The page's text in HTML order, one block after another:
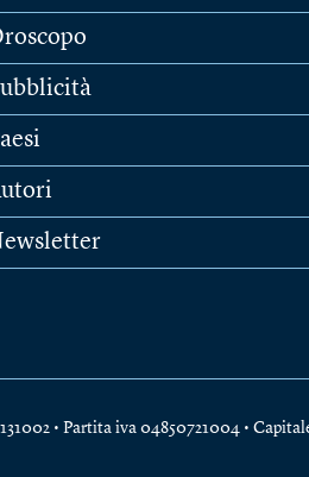
• Partita iva 04850721004 •